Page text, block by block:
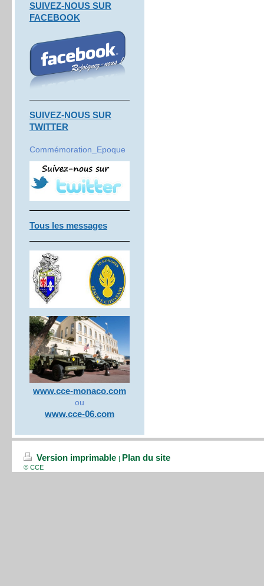
SUIVEZ-NOUS SUR
FACEBOOK
SUIVEZ-NOUS SUR
TWITTER
Commémoration_Epoque
Tous les messages
www.cce-monaco.com
ou
www.cce-06.com
Version imprimable | Plan du site
© CCE